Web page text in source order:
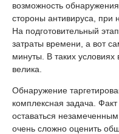
возможность
стороны антивируса, при
На подготовительный
затраты времени, а вот
минуты. В таких условиях
велика.
Обнаружение
комплексная задача.
оставаться
очень сложно оценить